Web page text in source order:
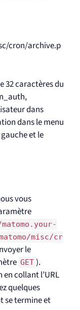
cron/archive.p
32 caractères du
dans
dans le menu
et le
vous
misc/cr
le
GET ).
en collant l’URL
quelques
se termine et